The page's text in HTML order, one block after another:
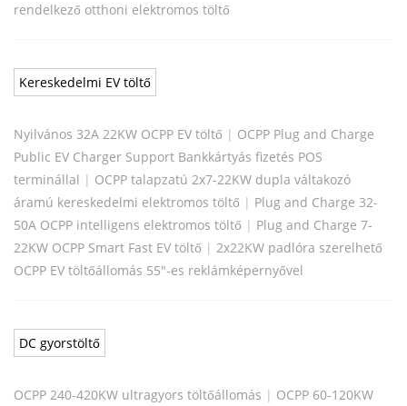
rendelkező otthoni elektromos töltő
Kereskedelmi EV töltő
Nyilvános 32A 22KW OCPP EV töltő | OCPP Plug and Charge
Public EV Charger Support Bankkártyás fizetés POS
terminállal | OCPP talapzatú 2x7-22KW dupla váltakozó
áramú kereskedelmi elektromos töltő | Plug and Charge 32-
50A OCPP intelligens elektromos töltő | Plug and Charge 7-
22KW OCPP Smart Fast EV töltő | 2x22KW padlóra szerelhető
OCPP EV töltőállomás 55"-es reklámképernyővel
DC gyorstöltő
OCPP 240-420KW ultragyors töltőállomás | OCPP 60-120KW